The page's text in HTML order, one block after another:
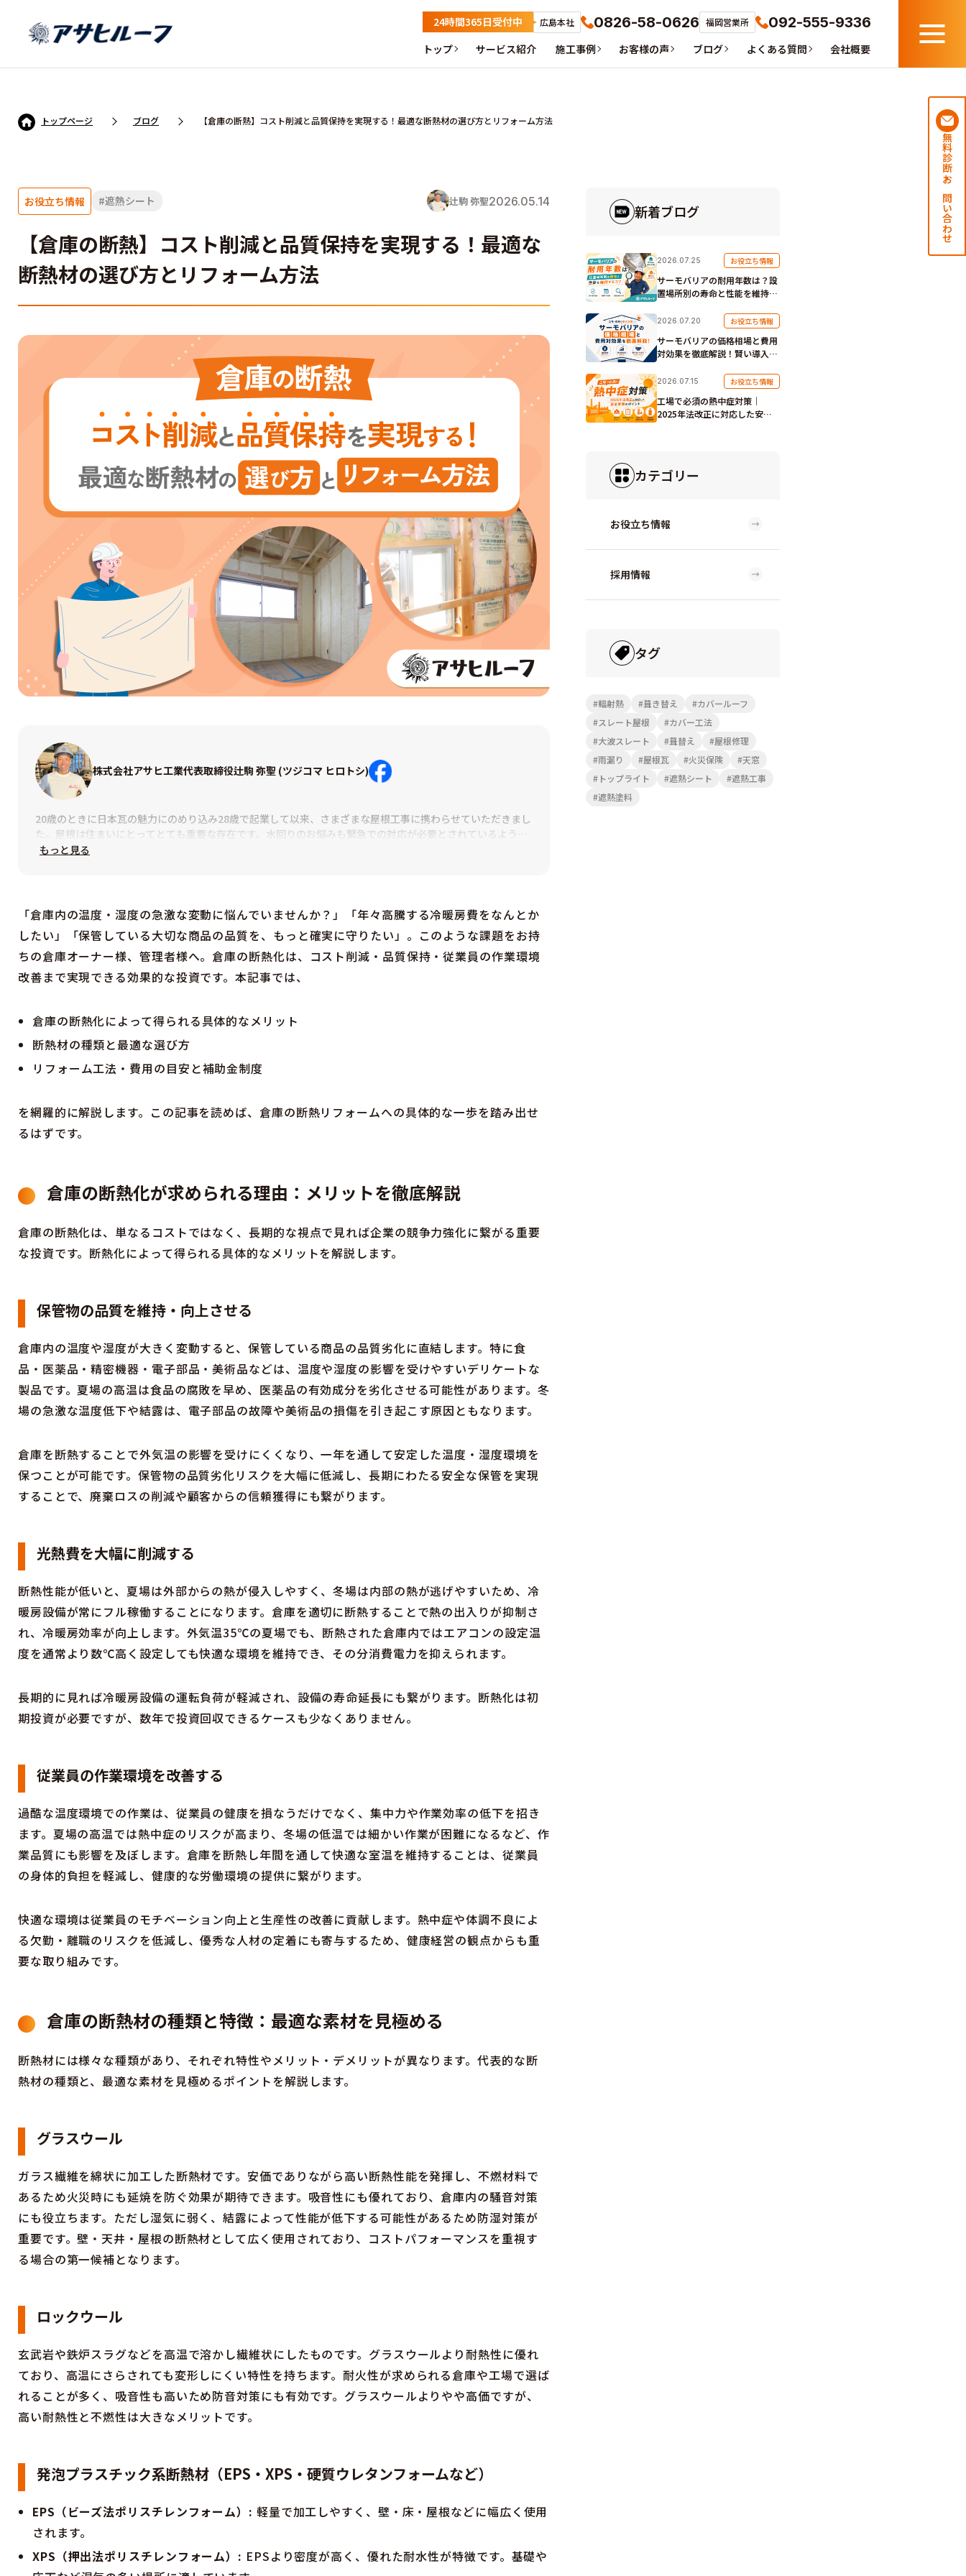
24時間365日受付中 広島本社 0826-58-0626 福岡営業所 092-555-9336
トップ サービス紹介 施工事例 お客様の声 ブログ よくある質問 会社概要
メ
ー
トップページ ブログ 【倉庫の断熱】コスト削減と品質保持を実現する！最適な断熱材の選び方とリフォーム方法
お役立ち情報 遮熱シート 辻駒 弥聖2026.05.14
【倉庫の断熱】コスト削減と品質保持を実現する！最適な
断熱材の選び方とリフォーム方法
株式会社アサヒ工業代表取締役辻駒 弥聖 (ツジコマ ヒロトシ)facebook
は
ち
ら
20歳のときに日本瓦の魅力にのめり込み28歳で起業して以来、さまざまな屋根工事に携わらせていただきまし
た。屋根は住まいにとってとても重要な存在です。水回りのお悩みも緊急での対応が必要とされているよう
に、屋根の雨漏りもすぐに解決したいですよね。
んを目指しています。
近年災害が多く屋根が破損する状況が多くなっております。忙しいときは悪徳な施工被害も多発します。そん
な時こそまちの屋根屋さんが大切だと思います。もちろんエリア外の困った方も可能な限り駆け付けますので
お気軽にご相談ください。
もっと見る
「倉庫内の温度・湿度の急激な変動に悩んでいませんか？」「年々高騰する冷暖房費をなんとか
したい」「保管している大切な商品の品質を、もっと確実に守りたい」。このような課題をお持
ちの倉庫オーナー様、管理者様へ。倉庫の断熱化は、コスト削減・品質保持・従業員の作業環境
改善まで実現できる効果的な投資です。本記事では、
倉庫の断熱化によって得られる具体的なメリット
断熱材の種類と最適な選び方
リフォーム工法・費用の目安と補助金制度
を網羅的に解説します。この記事を読めば、倉庫の断熱リフォームへの具体的な一歩を踏み出せ
るはずです。
倉庫の断熱化が求められる理由：メリットを徹底解説
倉庫の断熱化は、単なるコストではなく、長期的な視点で見れば企業の競争力強化に繋がる重要
な投資です。断熱化によって得られる具体的なメリットを解説します。
保管物の品質を維持・向上させる
倉庫内の温度や湿度が大きく変動すると、保管している商品の品質劣化に直結します。特に食
品・医薬品・精密機器・電子部品・美術品などは、温度や湿度の影響を受けやすいデリケートな
製品です。夏場の高温は食品の腐敗を早め、医薬品の有効成分を劣化させる可能性があります。冬
場の急激な温度低下や結露は、電子部品の故障や美術品の損傷を引き起こす原因ともなります。
倉庫を断熱することで外気温の影響を受けにくくなり、一年を通して安定した温度・湿度環境を
保つことが可能です。保管物の品質劣化リスクを大幅に低減し、長期にわたる安全な保管を実現
することで、廃棄ロスの削減や顧客からの信頼獲得にも繋がります。
光熱費を大幅に削減する
断熱性能が低いと、夏場は外部からの熱が侵入しやすく、冬場は内部の熱が逃げやすいため、冷
暖房設備が常にフル稼働することになります。倉庫を適切に断熱することで熱の出入りが抑制さ
れ、冷暖房効率が向上します。外気温35℃の夏場でも、断熱された倉庫内ではエアコンの設定温
度を通常より数℃高く設定しても快適な環境を維持でき、その分消費電力を抑えられます。
長期的に見れば冷暖房設備の運転負荷が軽減され、設備の寿命延長にも繋がります。断熱化は初
期投資が必要ですが、数年で投資回収できるケースも少なくありません。
従業員の作業環境を改善する
過酷な温度環境での作業は、従業員の健康を損なうだけでなく、集中力や作業効率の低下を招き
ます。夏場の高温では熱中症のリスクが高まり、冬場の低温では細かい作業が困難になるなど、作
業品質にも影響を及ぼします。倉庫を断熱し年間を通して快適な室温を維持することは、従業員
の身体的負担を軽減し、健康的な労働環境の提供に繋がります。
快適な環境は従業員のモチベーション向上と生産性の改善に貢献します。熱中症や体調不良によ
る欠勤・離職のリスクを低減し、優秀な人材の定着にも寄与するため、健康経営の観点からも重
要な取り組みです。
倉庫の断熱材の種類と特徴：最適な素材を見極める
断熱材には様々な種類があり、それぞれ特性やメリット・デメリットが異なります。代表的な断
熱材の種類と、最適な素材を見極めるポイントを解説します。
グラスウール
ガラス繊維を綿状に加工した断熱材です。安価でありながら高い断熱性能を発揮し、不燃材料で
あるため火災時にも延焼を防ぐ効果が期待できます。吸音性にも優れており、倉庫内の騒音対策
にも役立ちます。ただし湿気に弱く、結露によって性能が低下する可能性があるため防湿対策が
重要です。壁・天井・屋根の断熱材として広く使用されており、コストパフォーマンスを重視す
る場合の第一候補となります。
ロックウール
玄武岩や鉄炉スラグなどを高温で溶かし繊維状にしたものです。グラスウールより耐熱性に優れ
ており、高温にさらされても変形しにくい特性を持ちます。耐火性が求められる倉庫や工場で選ば
れることが多く、吸音性も高いため防音対策にも有効です。グラスウールよりやや高価ですが、
高い耐熱性と不燃性は大きなメリットです。
発泡プラスチック系断熱材（EPS・XPS・硬質ウレタンフォームなど）
EPS（ビーズ法ポリスチレンフォーム）: 軽量で加工しやすく、壁・床・屋根などに幅広く使用
されます。
XPS（押出法ポリスチレンフォーム）: EPSより密度が高く、優れた耐水性が特徴です。基礎や
新着ブログ
2026.07.25 お役立ち情報
サーモバリアの耐用年数は？設
置場所別の寿命と性能を維持す
2026.07.20 お役立ち情報
サーモバリアの価格相場と費用
対効果を徹底解説！賢い導入手
2026.07.15 お役立ち情報
工場で必須の熱中症対策｜
2025年法改正に対応した安全
カテゴリー
お役立ち情報
採用情報
タグ
輻射熱 葺き替え
カバールーフ
スレート屋根
カバー工法
大波スレート
葺替え
屋根修理
雨漏り
屋根瓦 火災保険
天窓
トップライト
遮熱シート
遮熱工事
遮熱塗料
無料診断・お問い合わせ